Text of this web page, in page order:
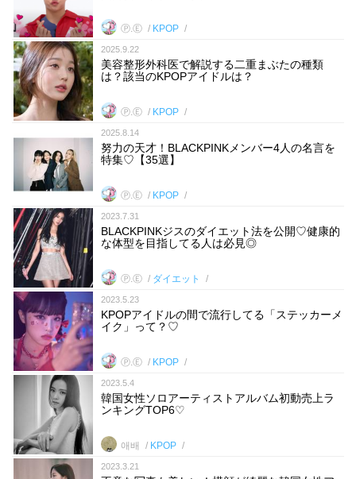
Ⓟ.Ⓔ KPOP
2025.9.22
美容整形外科医で解説する二重まぶたの種類
は？該当のKPOPアイドルは？
Ⓟ.Ⓔ KPOP
2025.8.14
努力の天才！BLACKPINKメンバー4人の名言を
特集♡【35選】
Ⓟ.Ⓔ KPOP
2023.7.31
BLACKPINKジスのダイエット法を公開♡健康的
な体型を目指してる人は必見◎
Ⓟ.Ⓔ ダイエット
2023.5.23
KPOPアイドルの間で流行してる「ステッカーメ
イク」って？♡
Ⓟ.Ⓔ KPOP
2023.5.4
韓国女性ソロアーティストアルバム初動売上ラ
ンキングTOP6♡
애배 KPOP
2023.3.21